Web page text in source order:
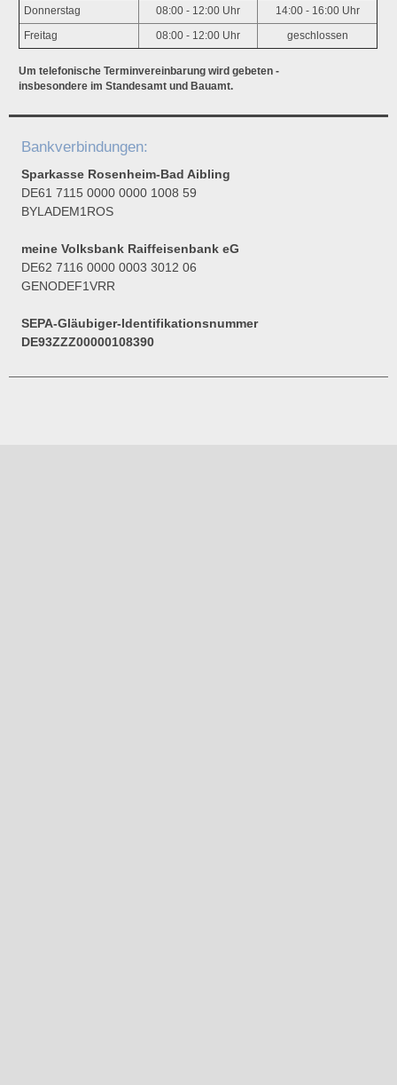
Donnerstag 08:00 - 12:00 Uhr 14:00 - 16:00 Uhr
Freitag 08:00 - 12:00 Uhr geschlossen
Um telefonische Terminvereinbarung wird gebeten -
insbesondere im Standesamt und Bauamt.
Bankverbindungen:
Sparkasse Rosenheim-Bad Aibling
DE61 7115 0000 0000 1008 59
BYLADEM1ROS
meine Volksbank Raiffeisenbank eG
DE62 7116 0000 0003 3012 06
GENODEF1VRR
SEPA-Gläubiger-Identifikationsnummer
DE93ZZZ00000108390